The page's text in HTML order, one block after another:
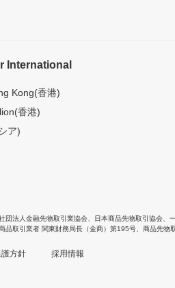
International
Kong(香港)
香港)
ア)
団法人金融先物取引業協会 日本商品先物取引協会
品取引業者 関東財務局長（金商）第195号、商品先物
方針 採用情報